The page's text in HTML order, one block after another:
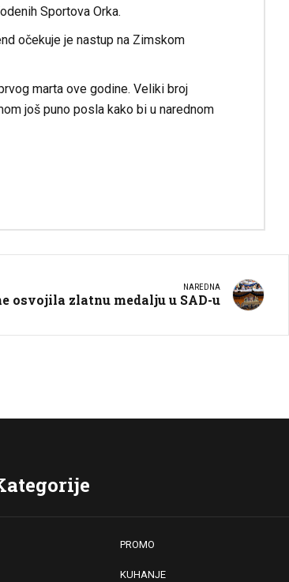
Sportova Orka.
očekuje je nastup na Zimskom
marta ove godine. Veliki broj
još puno posla kako bi u narednom
NAREDNA
osvojila zlatnu medalju u SAD-u
PROMO
KUHANJE